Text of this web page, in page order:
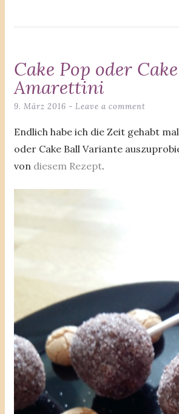
Cake Pop oder
Amarettini
9. März 2016 Leave a comment
Endlich habe ich die Zeit gehabt
oder Cake Ball Variante
von diesem Rezept.